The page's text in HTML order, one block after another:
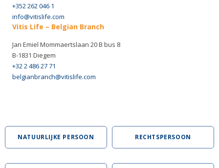
+352 262 046 1
info@vitislife.com
Vitis Life – Belgian Branch
Jan Emiel Mommaertslaan 20 B bus 8
B-1831 Diegem
+32 2 486 27 71
belgianbranch@vitislife.com
NATUURLIJKE PERSOON RECHTSPERSOON